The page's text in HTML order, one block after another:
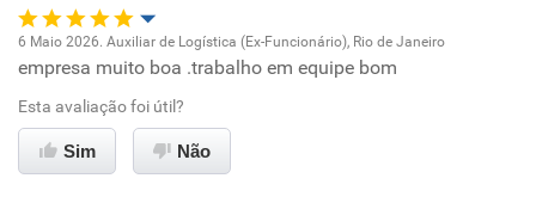
Recomenda esta empresa
Recomenda a diretoria
Oportunidade de promoção
Ambiente de trabalho
6 Maio 2026. Auxiliar de Logística (Ex-Funcionário), Rio de Janeiro
empresa muito boa .trabalho em equipe bom
Esta avaliação foi útil?
Sim Não